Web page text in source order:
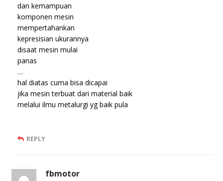
dan kemampuan
komponen mesin
mempertahankan
kepresisian ukurannya
disaat mesin mulai
panas
…
hal diatas cuma bisa dicapai
jika mesin terbuat dari material baik
melalui ilmu metalurgi yg baik pula
REPLY
fbmotor